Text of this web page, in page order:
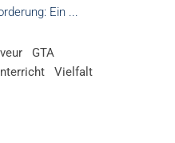
Ein
GTA
Vielfalt